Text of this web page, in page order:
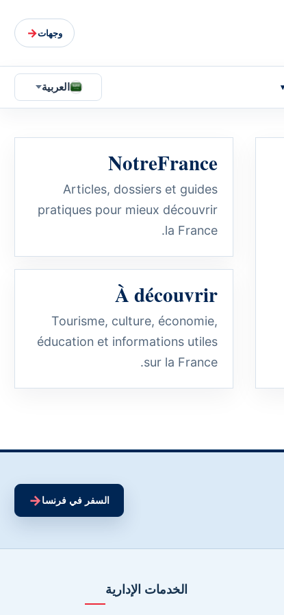
وجهات→
العربية
NotreFrance
Articles, dossiers et guides
pratiques pour mieux découvrir
la France.
À découvrir
Tourisme, culture, économie,
éducation et informations utiles
sur la France.
السفر في فرنسا→
الخدمات الإدارية